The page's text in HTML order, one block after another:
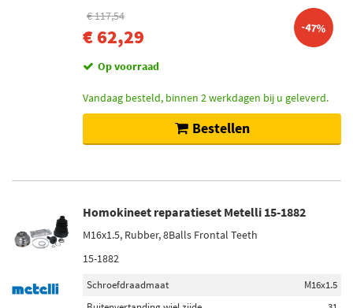
€ 117,54
€ 62,29 -47%
Op voorraad
Vandaag besteld, binnen 2 werkdagen bij u geleverd.
Bestellen
Homokineet reparatieset Metelli 15-1882
M16x1.5, Rubber, 8Balls Frontal Teeth
15-1882
Schroefdraadmaat
M16x1.5